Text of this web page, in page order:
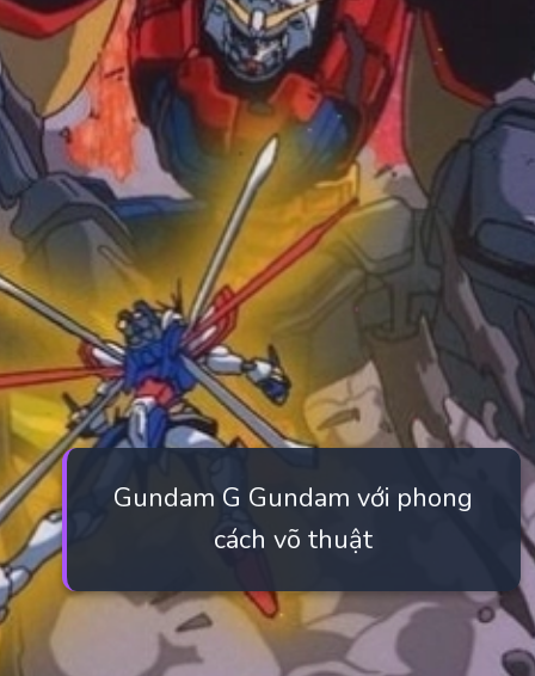
Gundam G Gundam với phong
cách võ thuật